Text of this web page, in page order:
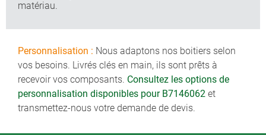
matériau.
Personnalisation : Nous adaptons nos boitiers selon
vos besoins. Livrés clés en main, ils sont prêts à
recevoir vos composants. Consultez les options de
personnalisation disponibles pour B7146062 et
transmettez-nous votre demande de devis.